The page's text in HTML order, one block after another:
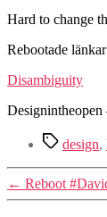
Hard to change
Rebootade
Disambiguity
Etiketter
design,
← Reboot